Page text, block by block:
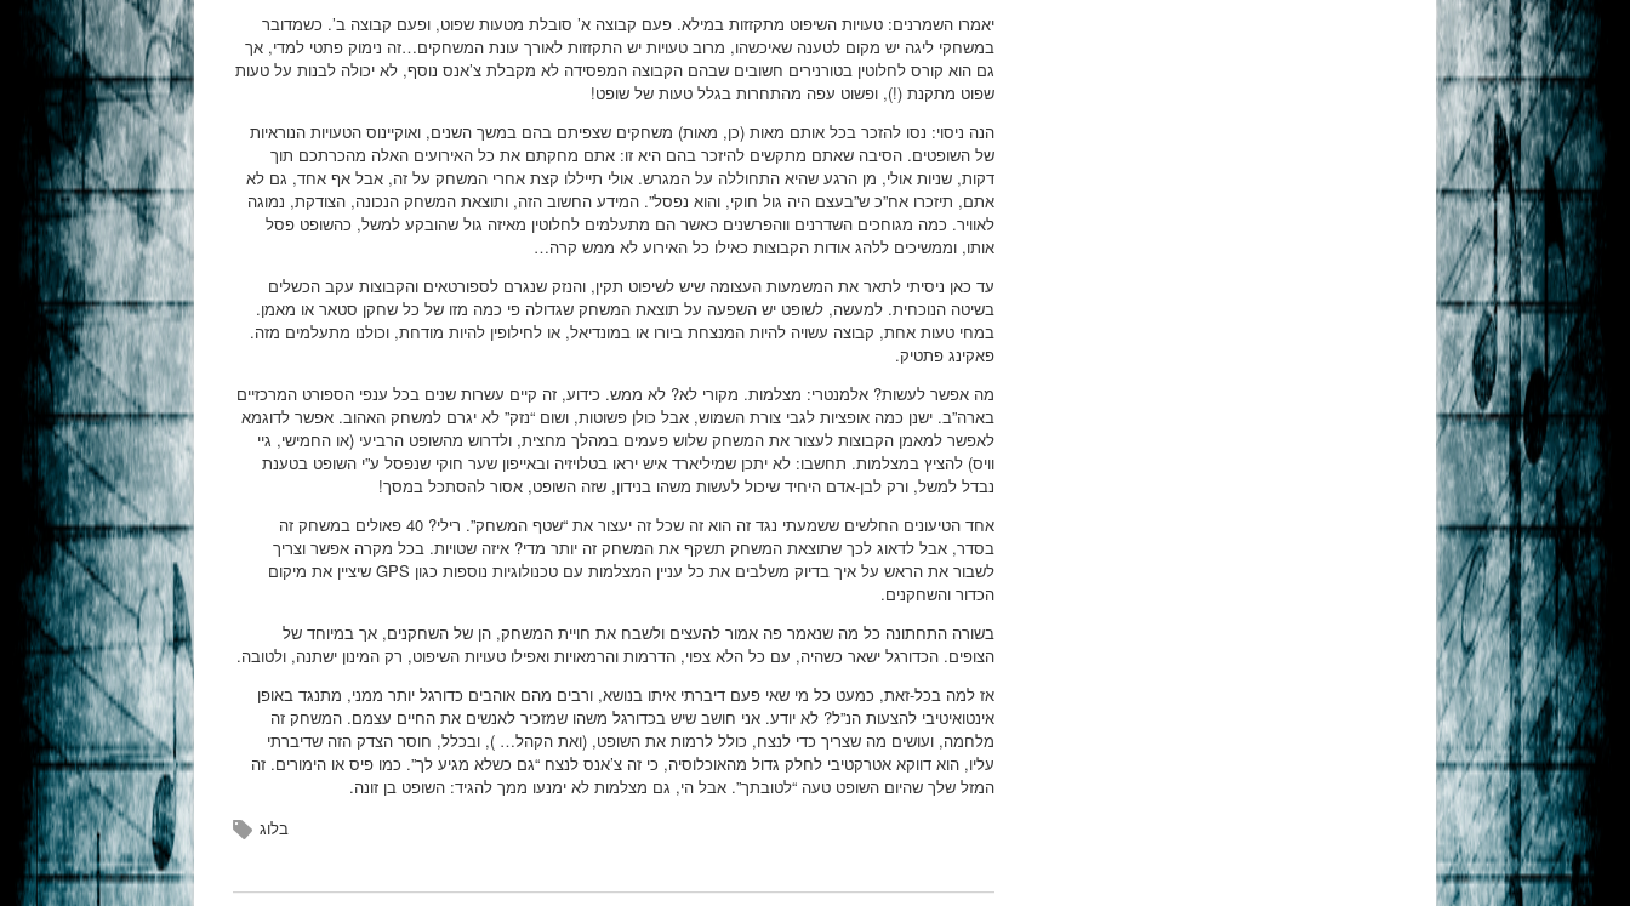
יאמרו השמרנים: טעויות השיפוט מתקזזות במילא. פעם קבוצה א’ סובלת מטעות שפוט, ופעם קבוצה ב’. כשמדובר
במשחקי ליגה יש מקום לטענה שאיכשהו, מרוב טעויות יש התקזזות לאורך עונת המשחקים…זה נימוק פתטי למדי, אך
גם הוא קורס לחלוטין בטורנירים חשובים שבהם הקבוצה המפסידה לא מקבלת צ’אנס נוסף, לא יכולה לבנות על טעות
שפוט מתקנת (!), ופשוט עפה מהתחרות בגלל טעות של שופט!
הנה ניסוי: נסו להזכר בכל אותם מאות (כן, מאות) משחקים שצפיתם בהם במשך השנים, ואוקיינוס הטעויות הנוראיות
של השופטים. הסיבה שאתם מתקשים להיזכר בהם היא זו: אתם מחקתם את כל האירועים האלה מהכרתכם תוך
דקות, שניות אולי, מן הרגע שהיא התחוללה על המגרש. אולי תייללו קצת אחרי המשחק על זה, אבל אף אחד, גם לא
אתם, תיזכרו אח”כ ש”בעצם היה גול חוקי, והוא נפסל”. המידע החשוב הזה, ותוצאת המשחק הנכונה, הצודקת, נמוגה
לאוויר. כמה מגוחכים השדרנים ווהפרשנים כאשר הם מתעלמים לחלוטין מאיזה גול שהובקע למשל, כהשופט פסל
אותו, וממשיכים ללהג אודות הקבוצות כאילו כל האירוע לא ממש קרה…
עד כאן ניסיתי לתאר את המשמעות העצומה שיש לשיפוט תקין, והנזק שנגרם לספורטאים והקבוצות עקב הכשלים
בשיטה הנוכחית. למעשה, לשופט יש השפעה על תוצאת המשחק שגדולה פי כמה מזו של כל שחקן סטאר או מאמן.
במחי טעות אחת, קבוצה עשויה להיות המנצחת ביורו או במונדיאל, או לחילופין להיות מודחת, וכולנו מתעלמים מזה.
פאקינג פתטיק.
מה אפשר לעשות? אלמנטרי: מצלמות. מקורי לא? לא ממש. כידוע, זה קיים עשרות שנים בכל ענפי הספורט המרכזיים
בארה”ב. ישנן כמה אופציות לגבי צורת השמוש, אבל כולן פשוטות, ושום “נזק” לא יגרם למשחק האהוב. אפשר לדוגמא
לאפשר למאמן הקבוצות לעצור את המשחק שלוש פעמים במהלך מחצית, ולדרוש מהשופט הרביעי (או החמישי, גיי
וויס) להציץ במצלמות. תחשבו: לא יתכן שמיליארד איש יראו בטלויזיה ובאייפון שער חוקי שנפסל ע”י השופט בטענת
נבדל למשל, ורק לבן-אדם היחיד שיכול לעשות משהו בנידון, שזה השופט, אסור להסתכל במסך!
אחד הטיעונים החלשים ששמעתי נגד זה הוא זה שכל זה יעצור את “שטף המשחק”. רילי? 40 פאולים במשחק זה
בסדר, אבל לדאוג לכך שתוצאת המשחק תשקף את המשחק זה יותר מדי? איזה שטויות. בכל מקרה אפשר וצריך
לשבור את הראש על איך בדיוק משלבים את כל עניין המצלמות עם טכנולוגיות נוספות כגון GPS שיציין את מיקום
הכדור והשחקנים.
בשורה התחתונה כל מה שנאמר פה אמור להעצים ולשבח את חויית המשחק, הן של השחקנים, אך במיוחד של
הצופים. הכדורגל ישאר כשהיה, עם כל הלא צפוי, הדרמות והרמאויות ואפילו טעויות השיפוט, רק המינון ישתנה, ולטובה.
אז למה בכל-זאת, כמעט כל מי שאי פעם דיברתי איתו בנושא, ורבים מהם אוהבים כדורגל יותר ממני, מתנגד באופן
אינטואיטיבי להצעות הנ”ל? לא יודע. אני חושב שיש בכדורגל משהו שמזכיר לאנשים את החיים עצמם. המשחק זה
מלחמה, ועושים מה שצריך כדי לנצח, כולל לרמות את השופט, (ואת הקהל… ), ובכלל, חוסר הצדק הזה שדיברתי
עליו, הוא דווקא אטרקטיבי לחלק גדול מהאוכלוסיה, כי זה צ’אנס לנצח “גם כשלא מגיע לך”. כמו פיס או הימורים. זה
המזל שלך שהיום השופט טעה “לטובתך”. אבל הי, גם מצלמות לא ימנעו ממך להגיד: השופט בן זונה.
בלוג